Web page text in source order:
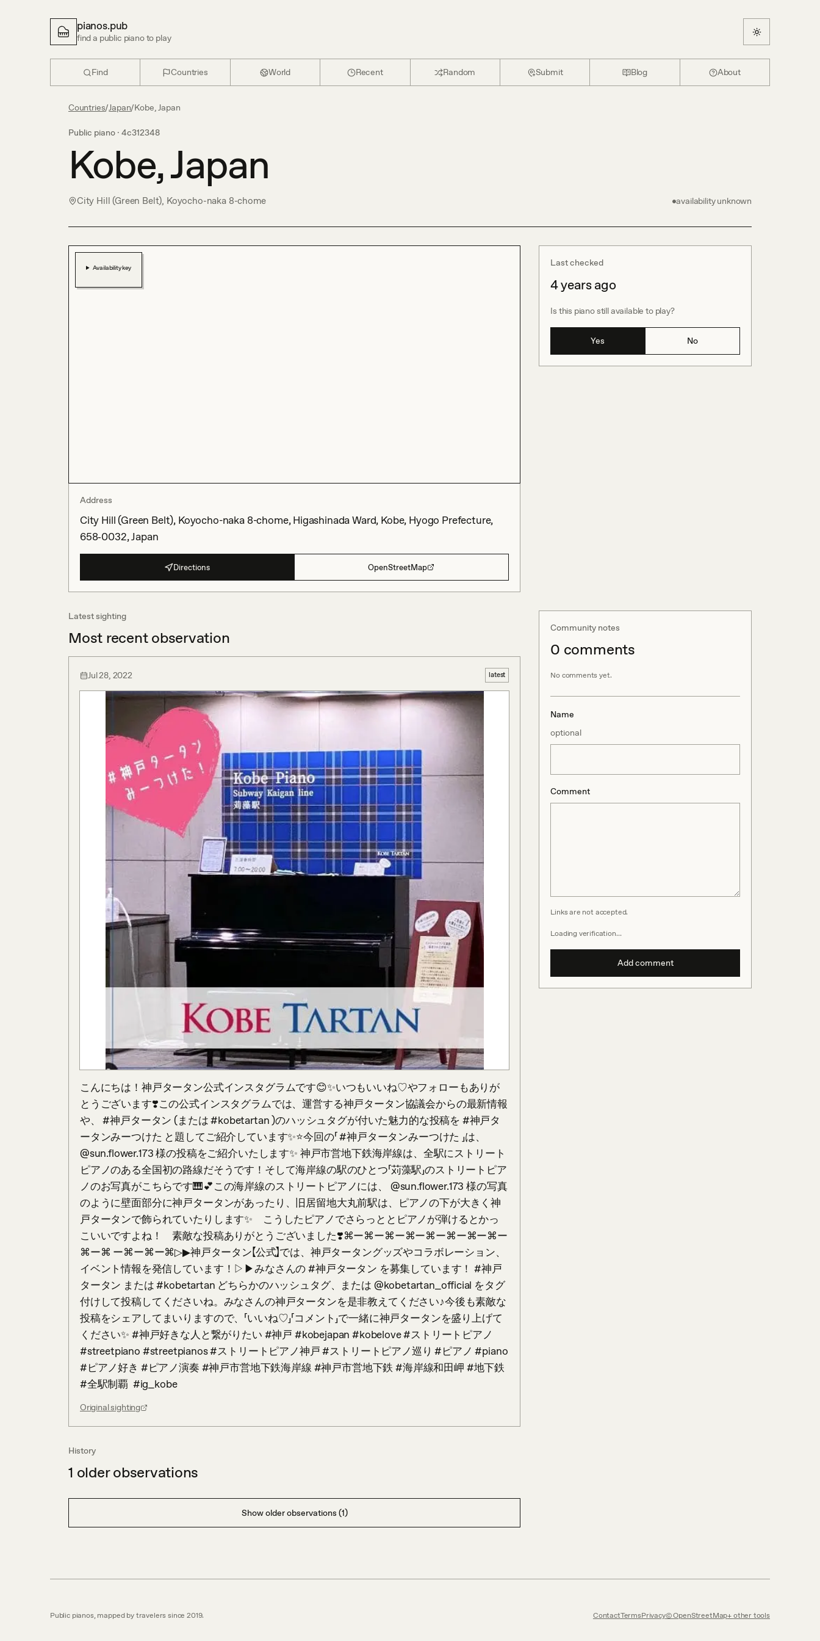
pianos.pub
find a public piano to play
Find Countries World Recent Random Submit Blog About
Countries/Japan/Kobe, Japan
Public piano · 4c312348
Kobe, Japan
City Hill (Green Belt), Koyocho-naka 8-chome availability unknown
Last checked
4 years ago
Is this piano still available to play?
Yes No
Availability key
Address
City Hill (Green Belt), Koyocho-naka 8-chome, Higashinada Ward, Kobe, Hyogo Prefecture,
658‐0032, Japan
Directions OpenStreetMap
Latest sighting
Most recent observation
Jul 28, 2022 latest
こんにちは！神戸タータン公式インスタグラムです😊✨いつもいいね♡やフォローもありが
とうございます❣️この公式インスタグラムでは、運営する神戸タータン協議会からの最新情報
や、 #神戸タータン (または #kobetartan )のハッシュタグが付いた魅力的な投稿を #神戸タ
ータンみーつけた と題してご紹介しています✨⭐️今回の「 #神戸タータンみーつけた 」は、
@sun.flower.173 様の投稿をご紹介いたします✨ 神戸市営地下鉄海岸線は、全駅にストリート
ピアノのある全国初の路線だそうです！そして海岸線の駅のひとつ「苅藻駅」のストリートピア
ノのお写真がこちらです🎹💕この海岸線のストリートピアノには、 @sun.flower.173 様の写真
のように壁面部分に神戸タータンがあったり、旧居留地大丸前駅は、ピアノの下が大きく神
戸タータンで飾られていたりします✨　こうしたピアノでさらっととピアノが弾けるとかっ
こいいですよね！　素敵な投稿ありがとうございました❣️⌘ー⌘ー⌘ー⌘ー⌘ー⌘ー⌘ー⌘ー
⌘ー⌘ ー⌘ー⌘ー⌘▷▶︎神戸タータン【公式】では、神戸タータングッズやコラボレーション、
イベント情報を発信しています！▷▶︎みなさんの #神戸タータン を募集しています！ #神戸
タータン または #kobetartan どちらかのハッシュタグ、または @kobetartan_official をタグ
付けして投稿してくださいね。みなさんの神戸タータンを是非教えてください♪今後も素敵な
投稿をシェアしてまいりますので、「いいね♡」「コメント」で一緒に神戸タータンを盛り上げて
ください✨ #神戸好きな人と繋がりたい #神戸 #kobejapan #kobelove #ストリートピアノ
#streetpiano #streetpianos #ストリートピアノ神戸 #ストリートピアノ巡り #ピアノ #piano
#ピアノ好き #ピアノ演奏 #神戸市営地下鉄海岸線 #神戸市営地下鉄 #海岸線和田岬 #地下鉄
#全駅制覇  #ig_kobe
Original sighting
Community notes
0 comments
No comments yet.
Name
optional
Comment
Links are not accepted.
Loading verification…
Add comment
History
1 older observations
Show older observations (1)
Public pianos, mapped by travelers since 2019. ContactTermsPrivacy© OpenStreetMap other tools